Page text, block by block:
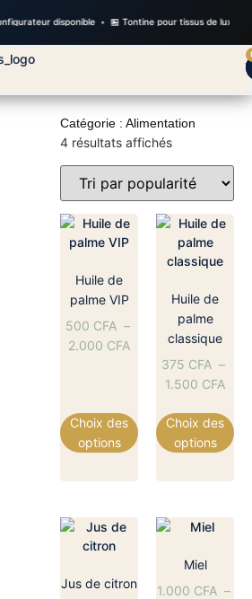
disponible • 🏪 Tontine pour tissus de luxe
Catégorie : Alimentation
4 résultats affichés
Huile de
palme VIP
500 CFA –
2.000 CFA
Choix des
options
Huile de
palme
classique
375 CFA –
1.500 CFA
Choix des
options
Jus de citron
Miel
1.000 CFA –